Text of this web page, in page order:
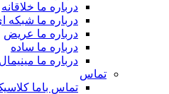
درباره ما خلاقانه
درباره ما شبکه
درباره ما عریض
درباره ما ساده
درباره ما مینیمال
تماس
تماس باما